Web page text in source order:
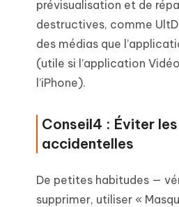
prévisualisation et de
destructives, comme
des médias que
(utile si l’application
l’iPhone).
Conseil4 : Éviter
accidentelles
De petites habitudes —
supprimer, utiliser «